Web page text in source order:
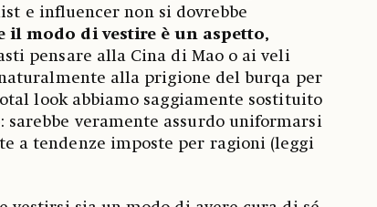
e influencer non si dovrebbe
il modo di vestire è un aspetto,
pensare alla Cina di Mao o ai veli
alla prigione del burqa per
look abbiamo saggiamente sostituito
sarebbe veramente assurdo uniformarsi
a tendenze imposte per ragioni (leggi